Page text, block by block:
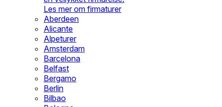
Les mer om firmaturer
Aberdeen
Alicante
Alpeturer
Amsterdam
Barcelona
Belfast
Bergamo
Berlin
Bilbao